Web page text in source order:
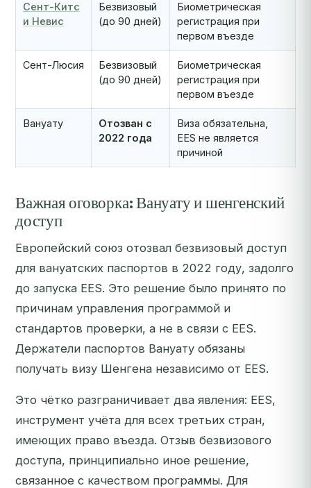
Сент-Китс
и Невис
Безвизовый
(до 90 дней)
Биометрическая
регистрация при
первом въезде
Сент-Люсия
Безвизовый
(до 90 дней)
Биометрическая
регистрация при
первом въезде
Вануату
Отозван с
2022 года
Виза обязательна,
EES не является
причиной
Важная оговорка: Вануату и шенгенский
доступ
Европейский союз отозвал безвизовый доступ
для вануатских паспортов в 2022 году, задолго
до запуска EES. Это решение было принято по
причинам управления программой и
стандартов проверки, а не в связи с EES.
Держатели паспортов Вануату обязаны
получать визу Шенгена независимо от EES.
Это чётко разграничивает два явления: EES,
инструмент учёта для всех третьих стран,
имеющих право въезда. Отзыв безвизового
доступа, принципиально иное решение,
связанное с качеством программы. Для